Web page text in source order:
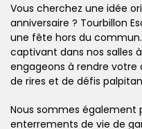
Vous cherchez une idée
anniversaire ? Tourbillon
une fête hors du
captivant dans nos salles
engageons à rendre votre
de rires et de défis
Nous sommes également
enterrements de vie de